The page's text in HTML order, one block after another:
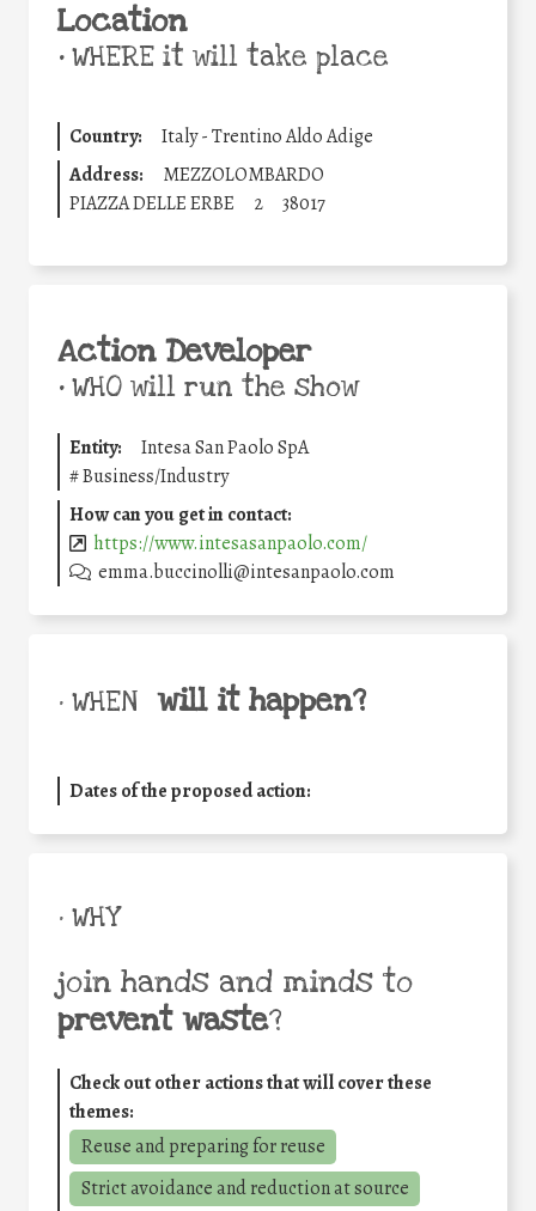
Location
•WHERE it will take place
Country:
Italy - Trentino Aldo Adige
Address:
MEZZOLOMBARDO
PIAZZA DELLE ERBE
2 38017
Action Developer
•WHO will run the show
Entity:
Intesa San Paolo SpA
#Business/Industry
How can you get in contact:
https://www.intesasanpaolo.com/
emma.buccinolli@intesanpaolo.com
• WHEN will it happen?
Dates of the proposed action:
• WHY
join hands and minds to
prevent waste?
Check out other actions that will cover these
themes:
Reuse and preparing for reuse
Strict avoidance and reduction at source